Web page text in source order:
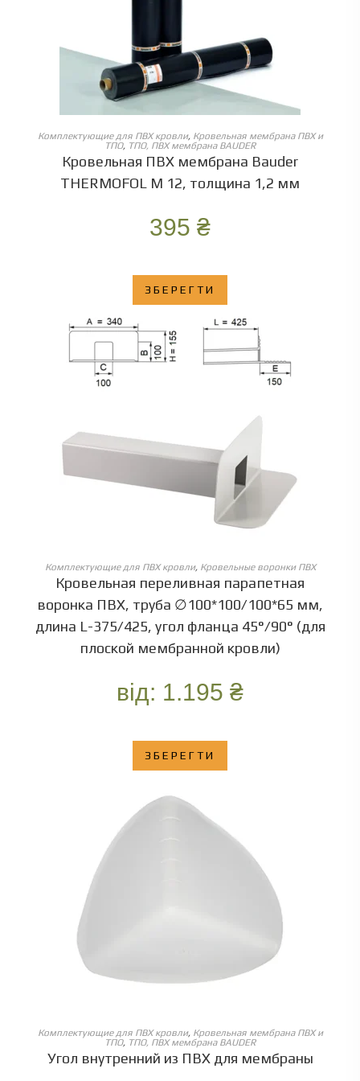
ОБЕРІТЬ ОПЦІЇ
Комплектующие для ПВХ кровли, Кровельная мембрана ПВХ и
ТПО, ТПО, ПВХ мембрана BAUDER
Кровельная ПВХ мембрана Bauder
THERMOFOL М 12, толщина 1,2 мм
395 ₴
ЗБЕРЕГТИ
ОБЕРІТЬ ОПЦІЇ
Комплектующие для ПВХ кровли, Кровельные воронки ПВХ
Кровельная переливная парапетная
воронка ПВХ, труба ∅100*100/100*65 мм,
длина L-375/425, угол фланца 45°/90° (для
плоской мембранной кровли)
від: 1.195 ₴
ЗБЕРЕГТИ
ОБЕРІТЬ ОПЦІЇ
Комплектующие для ПВХ кровли, Кровельная мембрана ПВХ и
ТПО, ТПО, ПВХ мембрана BAUDER
Угол внутренний из ПВХ для мембраны